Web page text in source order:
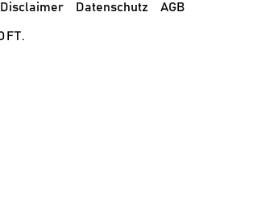
Disclaimer Datenschutz AGB